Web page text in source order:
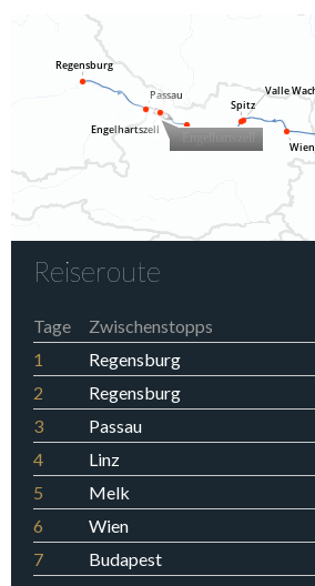
Reiseroute
Tage Zwischenstopps
1
Regensburg
2
Regensburg
3
Passau
4
Linz
5
Melk
6
Wien
7
Budapest